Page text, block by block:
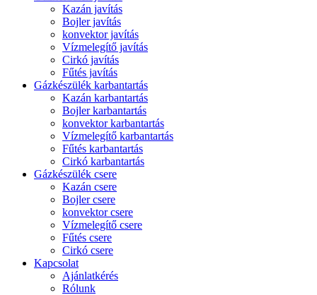
Kazán javítás
Bojler javítás
konvektor javítás
Vízmelegítő javítás
Cirkó javítás
Fűtés javítás
Gázkészülék karbantartás
Kazán karbantartás
Bojler karbantartás
konvektor karbantartás
Vízmelegítő karbantartás
Fűtés karbantartás
Cirkó karbantartás
Gázkészülék csere
Kazán csere
Bojler csere
konvektor csere
Vízmelegítő csere
Fűtés csere
Cirkó csere
Kapcsolat
Ajánlatkérés
Rólunk